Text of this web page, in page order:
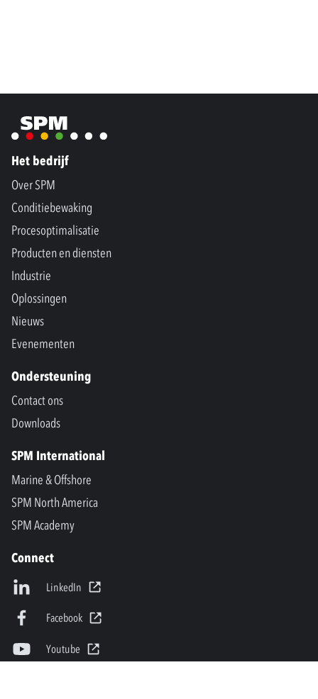
Het bedrijf
Over SPM
Conditiebewaking
Procesoptimalisatie
Producten en diensten
Industrie
Oplossingen
Nieuws
Evenementen
Ondersteuning
Contact ons
Downloads
SPM International
Marine & Offshore
SPM North America
SPM Academy
Connect
LinkedIn
Facebook
Youtube